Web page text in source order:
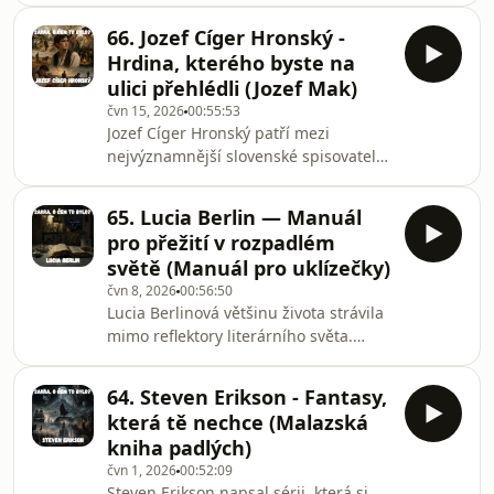
hranicemi běžného lidského
vědomí.Probere
20. století. Přesto si ho většina světa
pamatuje hlavně kvůli jediné knize –
Mechanickému pomeranči.V dnešní
epizodě se podíváme na jeho
neobvyklý život, od dětství
poznamenaného tragédiemi přes
koloniální Malajsii až po světovou
literární slávu. Probereme jeho
66. Jozef Cíger Hronský -
Hrdina, kterého byste na
ulici přehlédli (Jozef Mak)
čvn 15, 202600:55:53
Jozef Cíger Hronský patří mezi
nejvýznamnější slovenské spisovatele
tomto dílu se podíváme na jeho život
od chudého dětství přes působení v
Matici slovenské až po exil v
Argentině, kde nakonec strávil
poslední roky svého života.Hlavní
pozornost ale věnujeme jeho
nejslavnějšímu románu Jozef Mak.
Příběhu člověka, který nen
65. Lucia Berlin — Manuál
pro přežití v rozpadlém
světě (Manuál pro uklízečky)
čvn 8, 202600:56:50
Lucia Berlinová většinu života strávila
mimo reflektory literárního světa.
čtyři děti, bojovala s alkoholismem a
psala povídky, které dnes mnoho
kritiků označuje za jedny z nejlepších
v americké literatuře druhé poloviny
64. Steven Erikson - Fantasy,
která tě nechce (Malazská
kniha padlých)
čvn 1, 202600:52:09